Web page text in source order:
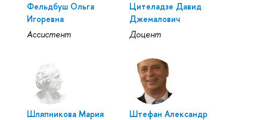
Фельдбуш Ольга
Игоревна
Ассистент
Цителадзе Давид
Джемалович
Доцент
Шляпникова Мария
Штефан Александр